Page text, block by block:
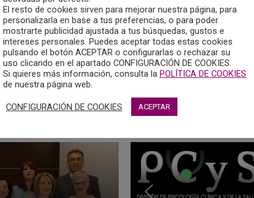
El resto de cookies sirven para mejorar nuestra página, para
personalizarla en base a tus preferencias, o para poder
mostrarte publicidad ajustada a tus búsquedas, gustos e
intereses personales. Puedes aceptar todas estas cookies
pulsando el botón ACEPTAR o configurarlas o rechazar su
uso clicando en el apartado CONFIGURACIÓN DE COOKIES.
Si quieres más información, consulta la POLÍTICA DE COOKIES
de nuestra página web.
CONFIGURACIÓN DE COOKIES ACEPTAR